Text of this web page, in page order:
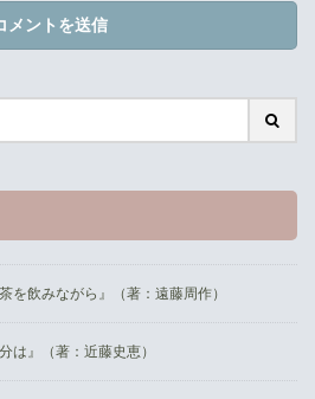
を飲みながら』（著：遠藤周作）
は』（著：近藤史恵）